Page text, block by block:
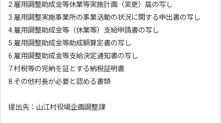
2.雇用調整助成金等休業等実施計画（変更）届の写し
3.雇用調整実施事業所の事業活動の状況に関する申出書の写し
4.雇用調整助成金等（休業等）支給申請書の写し
5.雇用調整助成金等助成額算定書の写し
6.雇用調整助成金等支給決定通知書の写し
7.村税等の完納を証とする納税証明書
8.その他村長が必要と認める書類
提出先：山江村役場企画調整課